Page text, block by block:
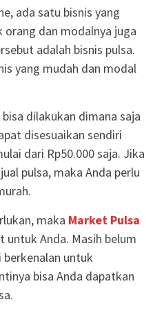
ada satu bisnis yang
dan modalnya juga
adalah bisnis pulsa.
yang mudah dan modal
dilakukan dimana saja
disesuaikan sendiri
dari Rp50.000 saja. Jika
pulsa, maka Anda perlu
maka Market Pulsa
untuk Anda. Masih belum
berkenalan untuk
bisa Anda dapatkan